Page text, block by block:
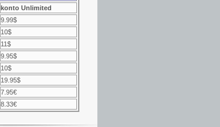
konto Unlimited
9.99$
10$
11$
9.95$
10$
19.95$
7.95€
8.33€